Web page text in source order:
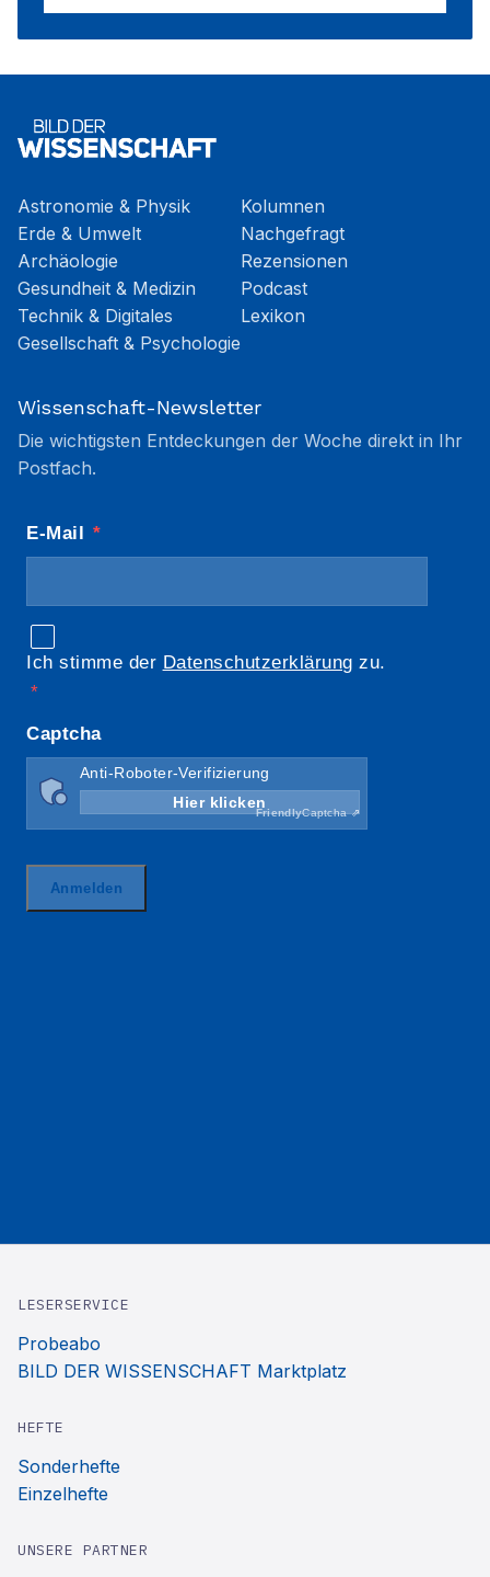
Astronomie & Physik
Erde & Umwelt
Archäologie
Gesundheit & Medizin
Technik & Digitales
Gesellschaft & Psychologie
Kolumnen
Nachgefragt
Rezensionen
Podcast
Lexikon
Wissenschaft-Newsletter
Die wichtigsten Entdeckungen der Woche direkt in Ihr
Postfach.
LESERSERVICE
Probeabo
BILD DER WISSENSCHAFT Marktplatz
HEFTE
Sonderhefte
Einzelhefte
UNSERE PARTNER